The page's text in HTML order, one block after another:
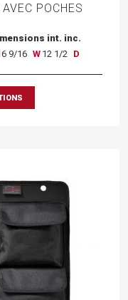
POCHES
int. inc.
9/16 W 12 1/2 D